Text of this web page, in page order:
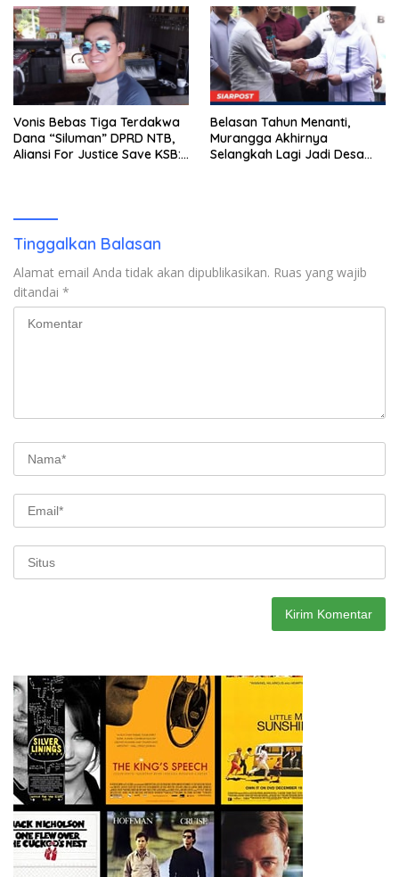
Vonis Bebas Tiga Terdakwa
Dana “Siluman” DPRD NTB,
Aliansi For Justice Save KSB:
Belasan Tahun Menanti,
Murangga Akhirnya
Selangkah Lagi Jadi Desa
Tinggalkan Balasan
Alamat email Anda tidak akan dipublikasikan. Ruas yang wajib
ditandai *